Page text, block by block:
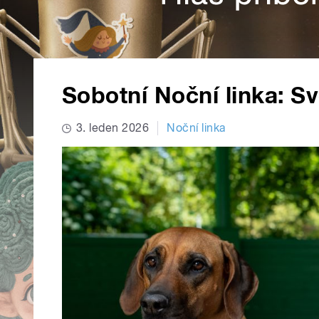
Sobotní Noční linka:
3. leden 2026 Noční linka